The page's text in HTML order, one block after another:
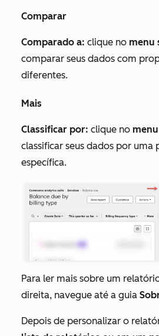
Comparar
Comparado a: clique no menu
comparar seus dados com
diferentes.
Mais
Classificar por: clique no
classificar seus dados por uma
específica.
Para ler mais sobre um
direita, navegue até a guia
Depois de personalizar o